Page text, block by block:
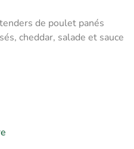
de poulet panés
cheddar, salade et sauce